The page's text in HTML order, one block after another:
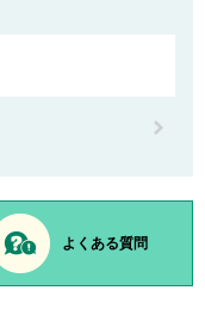
よくある質問